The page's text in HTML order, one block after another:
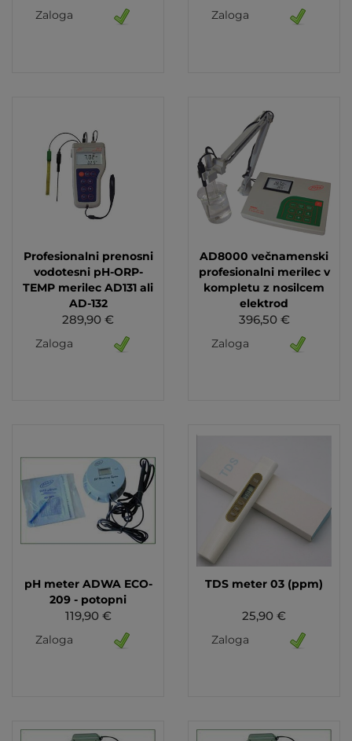
Zaloga Zaloga
Profesionalni prenosni
vodotesni pH-ORP-
TEMP merilec AD131 ali
AD-132
289,90 €
Zaloga
AD8000 večnamenski
profesionalni merilec v
kompletu z nosilcem
elektrod
396,50 €
Zaloga
pH meter ADWA ECO-
209 - potopni
119,90 €
Zaloga
TDS meter 03 (ppm)
25,90 €
Zaloga